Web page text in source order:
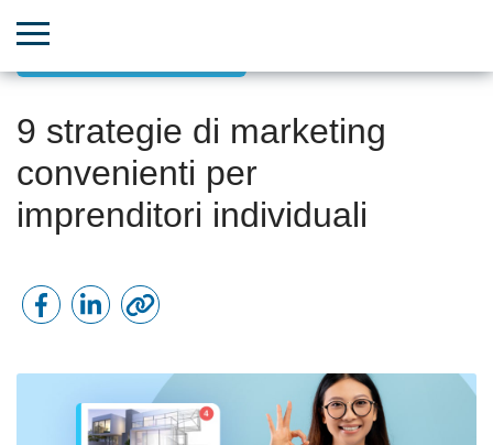
9 strategie di marketing
convenienti per
imprenditori individuali